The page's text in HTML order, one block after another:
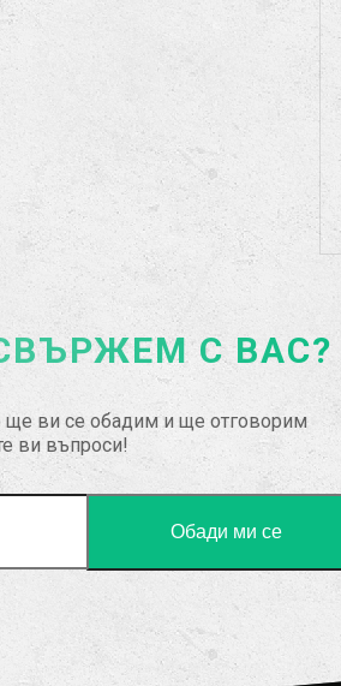
С ВАС?
ви се обадим и ще отговорим
ви въпроси!